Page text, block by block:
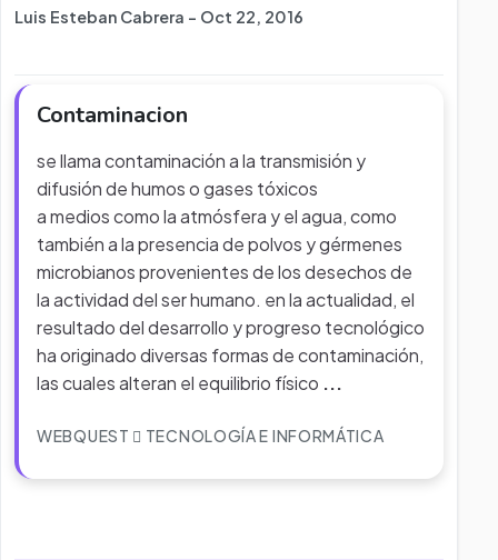
Luis Esteban Cabrera - Oct 22, 2016
Contaminacion
se llama contaminación a la transmisión y
difusión de humos o gases tóxicos
a medios como la atmósfera y el agua, como
también a la presencia de polvos y gérmenes
microbianos provenientes de los desechos de
la actividad del ser humano. en la actualidad, el
resultado del desarrollo y progreso tecnológico
ha originado diversas formas de contaminación,
las cuales alteran el equilibrio físico ...
WEBQUEST TECNOLOGÍA E INFORMÁTICA